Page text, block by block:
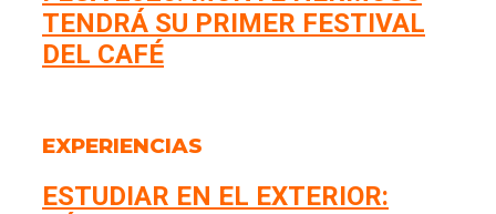
TENDRÁ SU PRIMER FESTIVAL
DEL CAFÉ
EXPERIENCIAS
ESTUDIAR EN EL EXTERIOR: